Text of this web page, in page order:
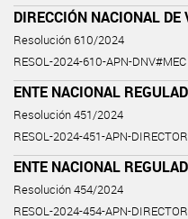
DIRECCIÓN NACIONAL DE
Resolución 610/2024
RESOL-2024-610-APN-DNV#MEC
ENTE NACIONAL
Resolución 451/2024
RESOL-2024-451-APN-
ENTE NACIONAL
Resolución 454/2024
RESOL-2024-454-APN-